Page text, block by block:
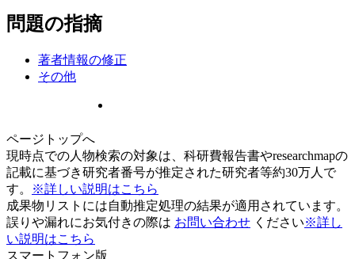
問題の指摘
著者情報の修正
その他
ページトップへ
現時点での人物検索の対象は、科研費報告書やresearchmapの
記載に基づき研究者番号が推定された研究者等約30万人で
す。
※詳しい説明はこちら
成果物リストには自動推定処理の結果が適用されています。
誤りや漏れにお気付きの際は お問い合わせ ください※詳し
い説明はこちら
スマートフォン版